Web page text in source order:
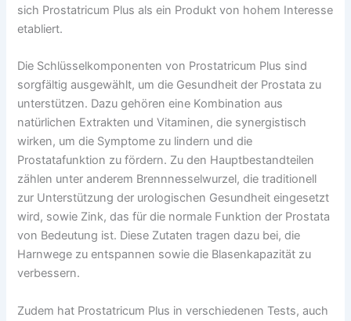
sich Prostatricum Plus als ein Produkt von hohem Interesse
etabliert.
Die Schlüsselkomponenten von Prostatricum Plus sind
sorgfältig ausgewählt, um die Gesundheit der Prostata zu
unterstützen. Dazu gehören eine Kombination aus
natürlichen Extrakten und Vitaminen, die synergistisch
wirken, um die Symptome zu lindern und die
Prostatafunktion zu fördern. Zu den Hauptbestandteilen
zählen unter anderem Brennnesselwurzel, die traditionell
zur Unterstützung der urologischen Gesundheit eingesetzt
wird, sowie Zink, das für die normale Funktion der Prostata
von Bedeutung ist. Diese Zutaten tragen dazu bei, die
Harnwege zu entspannen sowie die Blasenkapazität zu
verbessern.
Zudem hat Prostatricum Plus in verschiedenen Tests, auch